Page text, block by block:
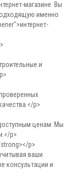
магазине. Вы
именно
и
p>
ценам. Мы
p>
p>
ваши
консультации и